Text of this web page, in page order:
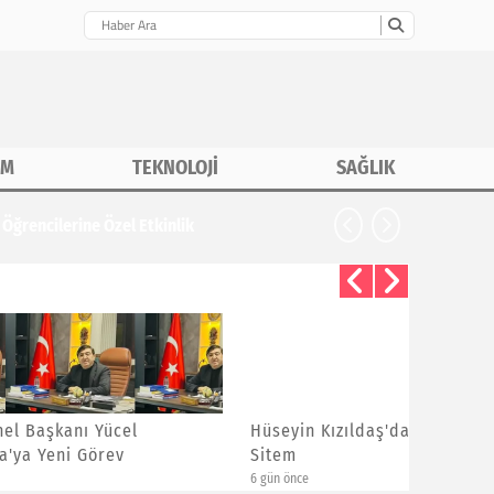
TEKNOLOJİ SAĞLIK
Hüseyin Kızıldaş'dan Ayrılanlara
Sitem